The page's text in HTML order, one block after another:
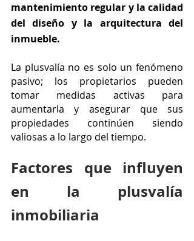
mantenimiento regular y la calidad
del diseño y la arquitectura del
inmueble.
La plusvalía no es solo un fenómeno
pasivo; los propietarios pueden
tomar medidas activas para
aumentarla y asegurar que sus
propiedades continúen siendo
valiosas a lo largo del tiempo.
Factores que influyen
en la plusvalía
inmobiliaria